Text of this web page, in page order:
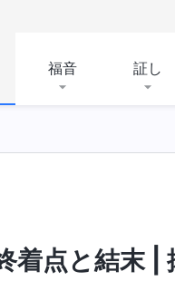
福音 証し
着点と結末 |